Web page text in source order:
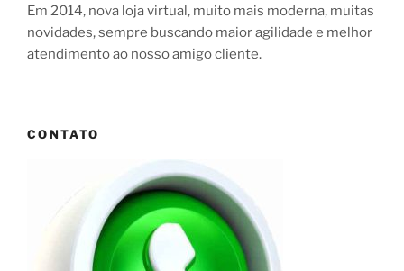
Em 2014, nova loja virtual, muito mais moderna, muitas
novidades, sempre buscando maior agilidade e melhor
atendimento ao nosso amigo cliente.
CONTATO